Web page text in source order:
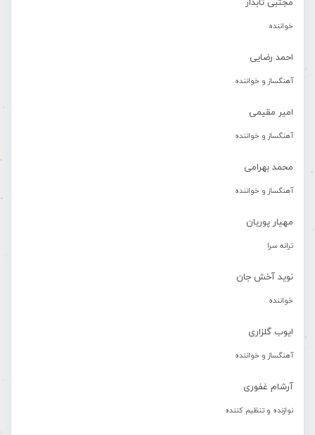
مجتبی تابدار
خواننده
احمد رضایی
آهنگساز و خواننده
امیر مقیمی
آهنگساز و خواننده
محمد بهرامی
آهنگساز و خواننده
مهیار پوریان
ترانه سرا
نوید آخش جان
خواننده
ایوب گلزاری
آهنگساز و خواننده
آرشام غفوری
نوازنده و تنظیم کننده